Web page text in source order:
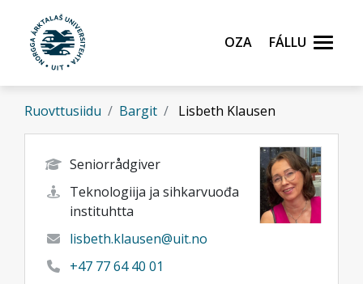
Gå til hovedinnhold
Oza
Fállu
Ruovttusiidu Bargit Lisbeth Klausen
Seniorrådgiver
Teknologiija ja sihkarvuođa
instituhtta
lisbeth.klausen@uit.no
+47 77 64 40 01